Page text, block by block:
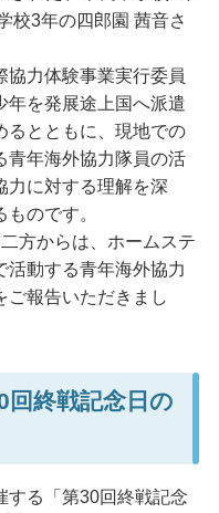
校3年の四郎園 茜音さ
協力体験事業実行委員
年を発展途上国へ派遣
るとともに、現地での
青年海外協力隊員の活
力に対する理解を深
のです。
方からは、ホームステ
活動する青年海外協力
ご報告いただきまし
回終戦記念日の
する「第30回終戦記念